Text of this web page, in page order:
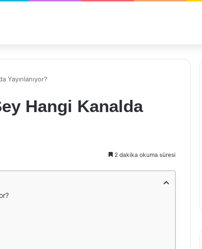
Yayınlanıyor?
Hangi Kanalda
2 dakika okuma süresi